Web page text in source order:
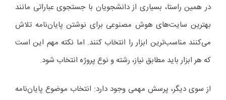
در همین راستا، بسیاری از دانشجویان با جستجوی عباراتی مانند
بهترین سایت‌های هوش مصنوعی برای نوشتن پایان‌نامه تلاش
می‌کنند مناسب‌ترین ابزار را انتخاب کنند. اما نکته مهم این است
که هر ابزار باید مطابق نیاز، رشته و نوع پروژه انتخاب شود.
از سوی دیگر، پرسش مهمی وجود دارد: انتخاب موضوع پایان‌نامه